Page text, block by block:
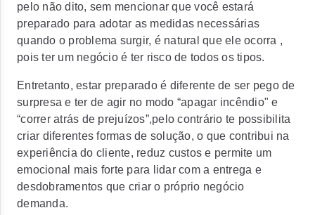
pelo não dito, sem mencionar que você estará
preparado para adotar as medidas necessárias
quando o problema surgir, é natural que ele ocorra ,
pois ter um negócio é ter risco de todos os tipos.
Entretanto, estar preparado é diferente de ser pego de
surpresa e ter de agir no modo “apagar incêndio" e
“correr atrás de prejuízos”,pelo contrário te possibilita
criar diferentes formas de solução, o que contribui na
experiência do cliente, reduz custos e permite um
emocional mais forte para lidar com a entrega e
desdobramentos que criar o próprio negócio
demanda.